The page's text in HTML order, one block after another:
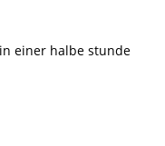
einer halbe stunde